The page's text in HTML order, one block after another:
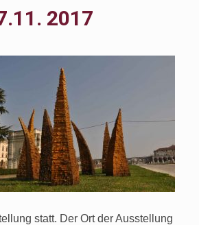
2017
statt. Der Ort der Ausstellung